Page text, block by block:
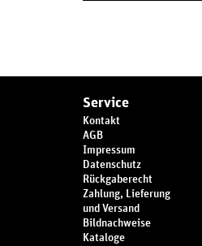
Service
Kontakt
AGB
Impressum
Datenschutz
Rückgaberecht
Zahlung, Lieferung
und Versand
Bildnachweise
Kataloge